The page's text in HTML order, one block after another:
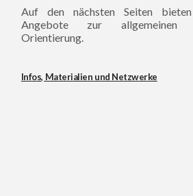
Auf den nächsten Seiten
Angebote zur allgemeinen
Orientierung.
Infos, Materialien und Netzwerke